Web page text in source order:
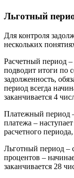
Льготный
Для контроля
нескольких
Расчетный период
подводит итоги по
задолженность,
период всегда
заканчивается 4
Платежный период
платежа –
расчетного
Льготный период –
процентов –
заканчивается 28